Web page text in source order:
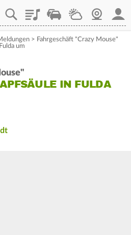
PlaylistStaupilotWetterWebcam
> Fahrgeschäft "Crazy Mouse"
um
IN FULDA